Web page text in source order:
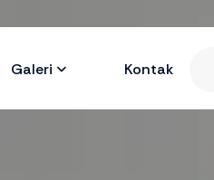
Galeri Kontak